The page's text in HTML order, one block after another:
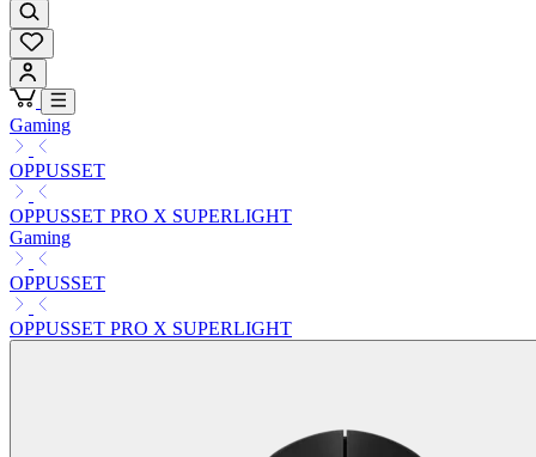
Gaming
OPPUSSET
OPPUSSET PRO X SUPERLIGHT
Gaming
OPPUSSET
OPPUSSET PRO X SUPERLIGHT